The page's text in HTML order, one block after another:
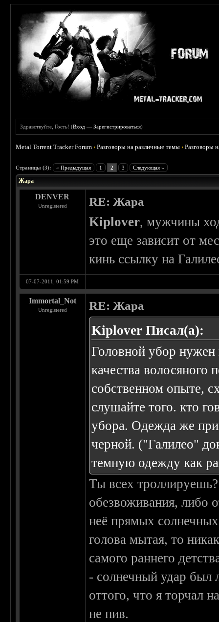
Здравствуйте, Гость! (Вход —Зарегистрироваться)
Metal Torrent Tracker Forum ›Разговоры на различные темы ›Разговоры
Страницы (3): « Предыдущая 1 2 3 Следующая »
Жара
DENVER
Unregistered RE: Жара
Kiplover, мужчины
это еще зависит от
кинь ссылку на
07-07-2011, 01:59 PM
Immortal_Not
Unregistered RE: Жара
Kiplover Писал(а):
Головной убор нужен
качества волосяного
собственном опыте,
слушайте того. кто
убора. Одежда же
черной. ("Галилео"
темную одежду как
Ты всех
обезвоживания, либо
неё прямых
голова мытая, то
самого раннего
- солнечный удар был
оттого, что я торчал
не пив.